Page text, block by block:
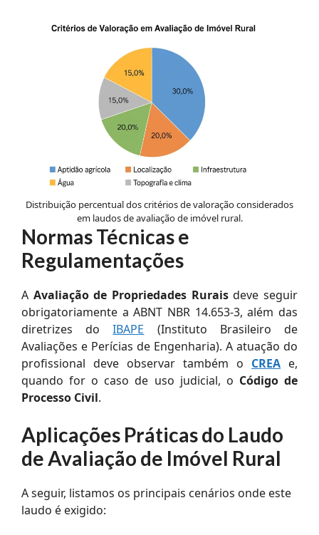
Distribuição percentual dos critérios de valoração considerados
em laudos de avaliação de imóvel rural.
Normas Técnicas e
Regulamentações
A Avaliação de Propriedades Ruraisdeve seguir
obrigatoriamente a ABNT NBR 14.653-3, além das
diretrizes doIBAPE (Instituto Brasileiro de
Avaliações e Perícias de Engenharia). A atuação do
profissional deve observar também o CREA e,
quando for o caso de uso judicial, o Código de
Processo Civil.
Aplicações Práticas do Laudo
de Avaliação de Imóvel Rural
A seguir, listamos os principais cenários onde este
laudo é exigido: